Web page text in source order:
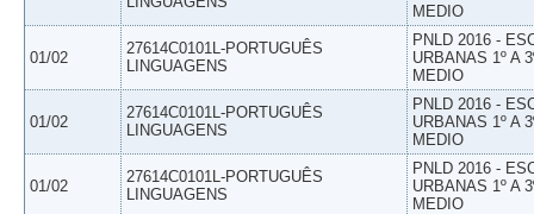
MEDIO
01/02
27614C0101L-PORTUGUÊS
LINGUAGENS
PNLD 2016 -
URBANAS 1º A
MEDIO
01/02
27614C0101L-PORTUGUÊS
LINGUAGENS
PNLD 2016 -
URBANAS 1º A
MEDIO
01/02
27614C0101L-PORTUGUÊS
LINGUAGENS
PNLD 2016 -
URBANAS 1º A
MEDIO